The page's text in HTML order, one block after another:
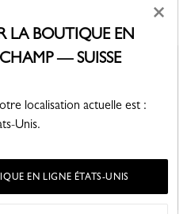
Nouveauté
×
LA BOUTIQUE EN
— SUISSE
localisation actuelle est :
Unis.
EN LIGNE ÉTATS-UNIS